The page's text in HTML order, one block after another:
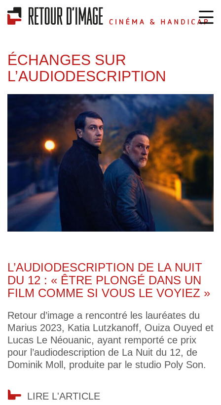
ÉCHANGES SUR
L’AUDIODESCRIPTION
L’AUDIODESCRIPTION DE LA NUIT
DU 12 : « ÊTRE PLONGÉ DANS UN
FILM COMME SI VOUS LE VOYIEZ »
Retour d’image a rencontré les lauréates du
Marius 2023, Katia Lutzkanoff, Ouiza Ouyed et
Lucas Le Néouanic, ayant remporté ce prix
pour l’audiodescription de La Nuit du 12, de
Dominik Moll, produite par le studio Poly Son.
LIRE L'ARTICLE